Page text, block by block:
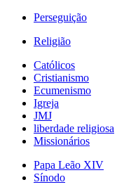
Perseguição
Religião
Católicos
Cristianismo
Ecumenismo
Igreja
JMJ
liberdade religiosa
Missionários
Papa Leão XIV
Sínodo